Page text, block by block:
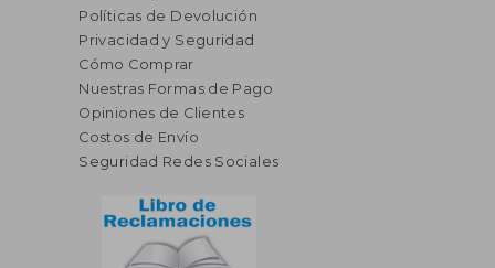
Políticas de Devolución
Privacidad y Seguridad
Cómo Comprar
Nuestras Formas de Pago
Opiniones de Clientes
Costos de Envío
Seguridad Redes Sociales